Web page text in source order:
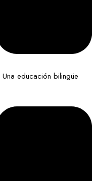
Una educación bilingüe